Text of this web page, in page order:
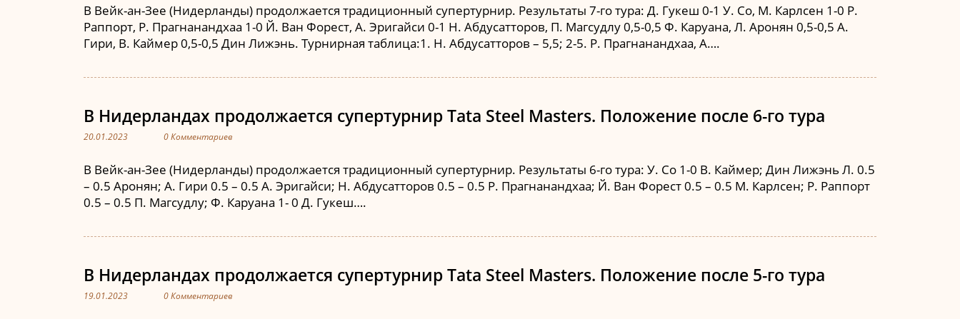
В Вейк-ан-Зее (Нидерланды) продолжается традиционный супертурнир. Результаты 7-го тура: Д. Гукеш 0-1 У. Со, М. Карлсен 1-0 Р.
Раппорт, Р. Прагнанандхаа 1-0 Й. Ван Форест, А. Эригайси 0-1 Н. Абдусатторов, П. Магсудлу 0,5-0,5 Ф. Каруана, Л. Аронян 0,5-0,5 А.
Гири, В. Каймер 0,5-0,5 Дин Лижэнь. Турнирная таблица:1. Н. Абдусатторов – 5,5; 2-5. Р. Прагнанандхаа, А….
В Нидерландах продолжается супертурнир Tata Steel Masters. Положение после 6-го тура
20.01.2023 0 Комментариев
В Вейк-ан-Зее (Нидерланды) продолжается традиционный супертурнир. Результаты 6-го тура: У. Со 1-0 В. Каймер; Дин Лижэнь Л. 0.5
– 0.5 Аронян; А. Гири 0.5 – 0.5 А. Эригайси; Н. Абдусатторов 0.5 – 0.5 Р. Прагнанандхаа; Й. Ван Форест 0.5 – 0.5 М. Карлсен; Р. Раппорт
0.5 – 0.5 П. Магсудлу; Ф. Каруана 1- 0 Д. Гукеш….
В Нидерландах продолжается супертурнир Tata Steel Masters. Положение после 5-го тура
19.01.2023 0 Комментариев